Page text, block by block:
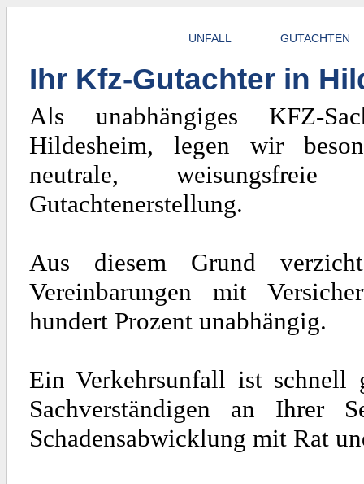
UNFALL GUTACHTEN
Ihr Kfz-Gutachter in
Als unabhängiges KFZ-
Hildesheim, legen wir
neutrale, weisungsfreie
Gutachtenerstellung.
Aus diesem Grund
Vereinbarungen mit
hundert Prozent unabhängig.
Ein Verkehrsunfall ist schnell
Sachverständigen an Ihrer
Schadensabwicklung mit Rat